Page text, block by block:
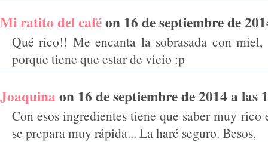
Mi ratito del caféon 16 de septiembre de
Qué rico!! Me encanta la sobrasada con miel,
porque tiene que estar de vicio :p
Joaquina on 16 de septiembre de 2014 a las
Con esos ingredientes tiene que saber muy
se prepara muy rápida... La haré seguro. Besos,